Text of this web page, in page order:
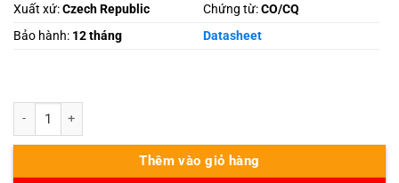
Xuất xứ:Czech Republic Chứng từ:CO/CQ
Bảo hành: 12 tháng Datasheet
Thêm vào giỏ hàng